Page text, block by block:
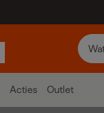
Acties Outlet